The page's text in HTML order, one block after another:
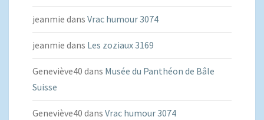
jeanmie dans Vrac humour 3074
jeanmie dans Les zoziaux 3169
Geneviève40 dans Musée du Panthéon de Bâle
Suisse
Geneviève40 dans Vrac humour 3074